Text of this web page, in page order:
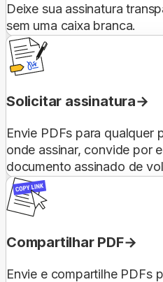
Deixe sua assinatura
sem uma caixa branca.
Solicitar assinatura
Envie PDFs para qualquer
onde assinar, convide por
documento assinado de
Compartilhar PDF
Envie e compartilhe PDFs